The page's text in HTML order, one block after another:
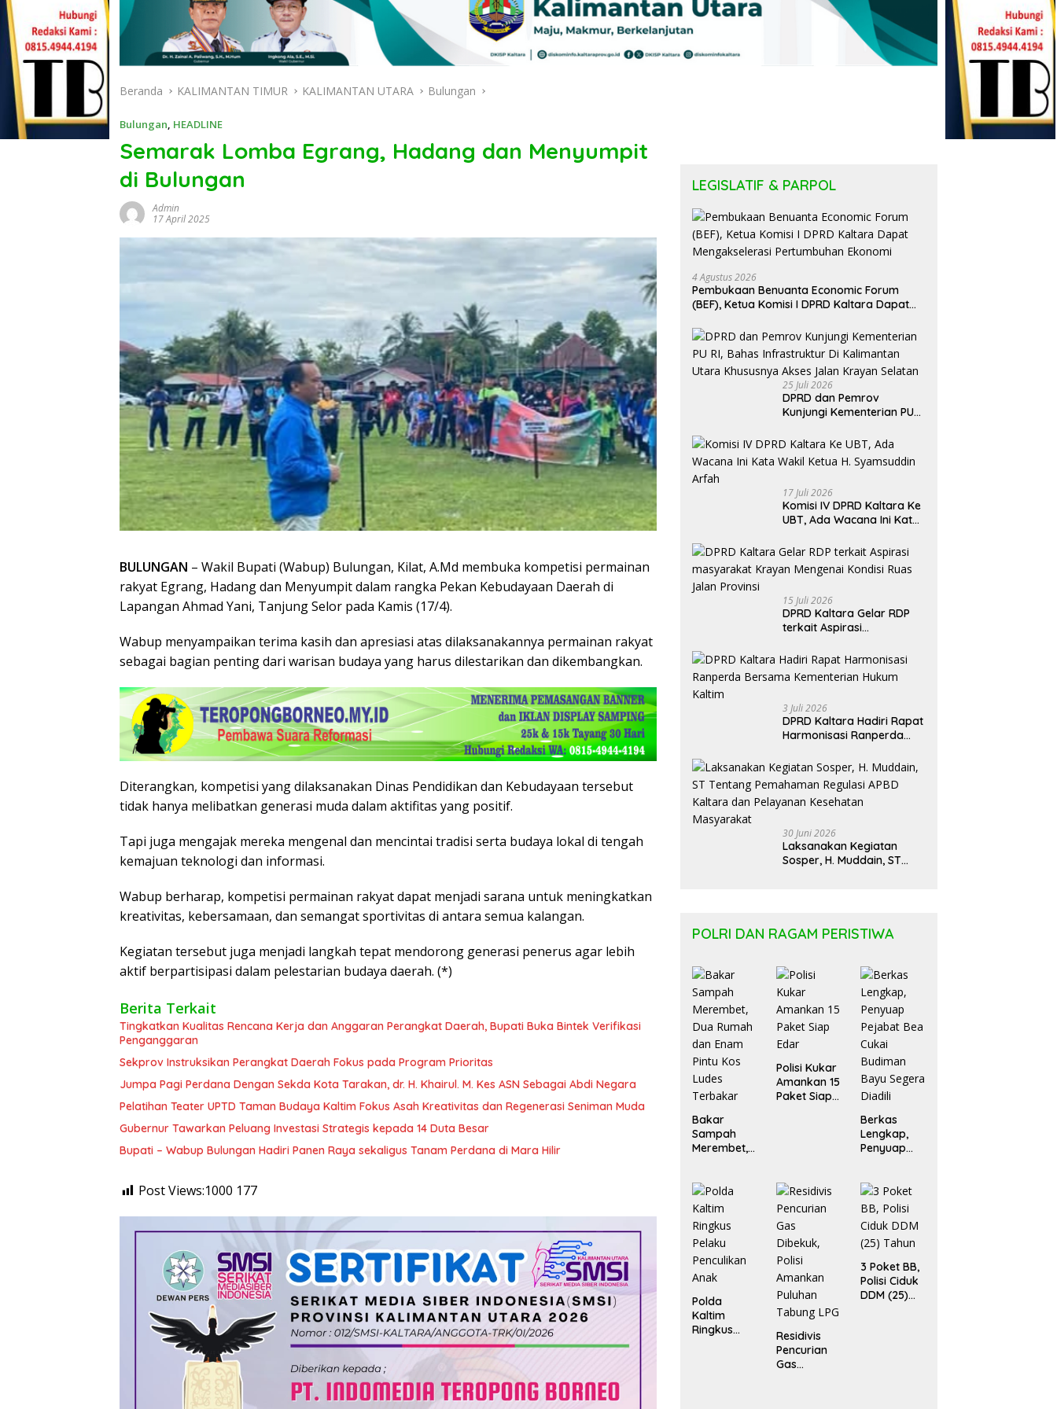
Beranda KALIMANTAN TIMUR KALIMANTAN UTARA Bulungan
Bulungan, HEADLINE
Semarak Lomba Egrang, Hadang dan Menyumpit
di Bulungan
Admin
17 April 2025
BULUNGAN – Wakil Bupati (Wabup) Bulungan, Kilat, A.Md membuka kompetisi permainan
rakyat Egrang, Hadang dan Menyumpit dalam rangka Pekan Kebudayaan Daerah di
Lapangan Ahmad Yani, Tanjung Selor pada Kamis (17/4).
Wabup menyampaikan terima kasih dan apresiasi atas dilaksanakannya permainan rakyat
sebagai bagian penting dari warisan budaya yang harus dilestarikan dan dikembangkan.
Diterangkan, kompetisi yang dilaksanakan Dinas Pendidikan dan Kebudayaan tersebut
tidak hanya melibatkan generasi muda dalam aktifitas yang positif.
Tapi juga mengajak mereka mengenal dan mencintai tradisi serta budaya lokal di tengah
kemajuan teknologi dan informasi.
Wabup berharap, kompetisi permainan rakyat dapat menjadi sarana untuk meningkatkan
kreativitas, kebersamaan, dan semangat sportivitas di antara semua kalangan.
Kegiatan tersebut juga menjadi langkah tepat mendorong generasi penerus agar lebih
aktif berpartisipasi dalam pelestarian budaya daerah. (*)
Berita Terkait
Tingkatkan Kualitas Rencana Kerja dan Anggaran Perangkat Daerah, Bupati Buka Bintek Verifikasi
Penganggaran
Sekprov Instruksikan Perangkat Daerah Fokus pada Program Prioritas
Pelatihan Teater UPTD Taman Budaya Kaltim Fokus Asah Kreativitas dan Regenerasi Seniman Muda
Gubernur Tawarkan Peluang Investasi Strategis kepada 14 Duta Besar
Bupati – Wabup Bulungan Hadiri Panen Raya sekaligus Tanam Perdana di Mara Hilir
Post Views:1000 177
LEGISLATIF & PARPOL
4 Agustus 2026
Pembukaan Benuanta Economic Forum
(BEF), Ketua Komisi I DPRD Kaltara Dapat
25 Juli 2026
DPRD dan Pemrov
Kunjungi Kementerian PU
Kalimantan Utara
Khususnya Akses Jalan
Krayan Selatan
17 Juli 2026
Komisi IV DPRD Kaltara Ke
UBT, Ada Wacana Ini Kata
Arfah
15 Juli 2026
DPRD Kaltara Gelar RDP
terkait Aspirasi
Mengenai Kondisi Ruas
Jalan Provinsi
3 Juli 2026
DPRD Kaltara Hadiri Rapat
Harmonisasi Ranperda
Hukum Kaltim
30 Juni 2026
Laksanakan Kegiatan
Sosper, H. Muddain, ST
POLRI DAN RAGAM PERISTIWA
Bakar
Sampah
Merembet,
Pintu Kos
Ludes
Terbakar
Polisi Kukar
Amankan 15
Paket Siap
Berkas
Lengkap,
Penyuap
Budiman
Bayu
Segera
Diadili
Polda
Kaltim
Ringkus
Residivis
Pencurian
Gas
3 Poket BB,
Polisi Ciduk
DDM (25)